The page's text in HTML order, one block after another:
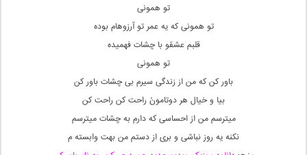
تو همونی
تو همونی که یه عمر تو آرزوهام بوده
قلبم عشقو با چشات فهمیده
تو همونی
باور کن که من از زندگی سیرم بی چشات باور کن
بیا و خیال هر دوتامونُ راحت کن راحت کن
میترسم من از احساسی که دارم به چشات میترسم
نکنه یه روز نباشی و بری از دستم من بهت وابسته م